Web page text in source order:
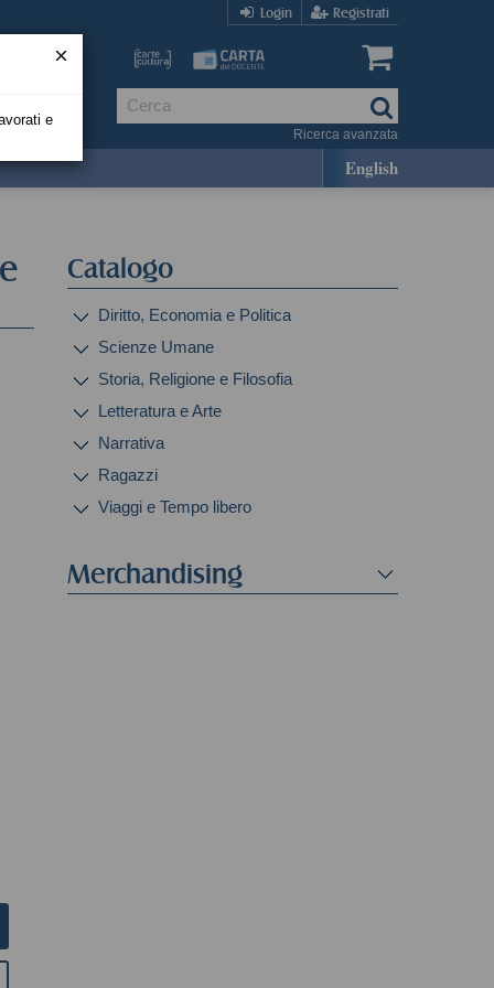
Login Registrati
Ricerca avanzata
English
Catalogo
Diritto, Economia e Politica
Scienze Umane
Storia, Religione e Filosofia
Letteratura e Arte
Narrativa
Ragazzi
Viaggi e Tempo libero
Merchandising
e